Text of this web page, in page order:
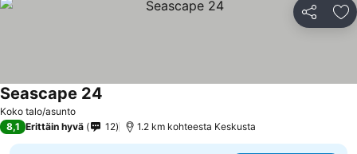
Jaa
Koko talo/asunto
Seascape 24
8,1 Erittäin hyvä 12 1.2 km kohteesta Keskusta